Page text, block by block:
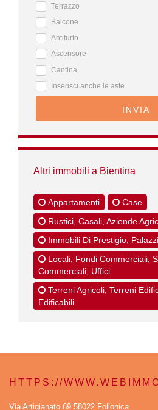
Terrazzo
Balcone
Antifurto
Ascensore
Cantina
Inserisci anche le aste
INVIA
Altri immobili a Bientina
Appartamenti
Case
Rustici, Casali, Aziende
Immobili Di Prestigio, Palazzi
Locali, Fondi Commerciali,
Commerciali, Uffici
Terreni Agricoli, Terreni
Edificabili
HTTPS://
Via Artigianato 69 58022 Follonica